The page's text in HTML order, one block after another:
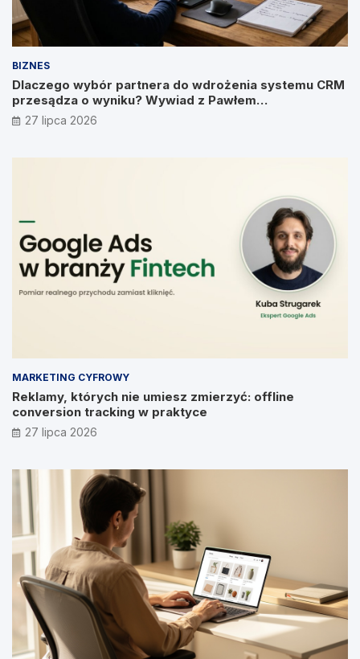
BIZNES
Dlaczego wybór partnera do wdrożenia systemu CRM
przesądza o wyniku? Wywiad z Pawłem
Prymakowskim, CEO IT Vision
27 lipca 2026
MARKETING CYFROWY
Reklamy, których nie umiesz zmierzyć: offline
conversion tracking w praktyce
27 lipca 2026